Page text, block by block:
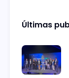
Últimas